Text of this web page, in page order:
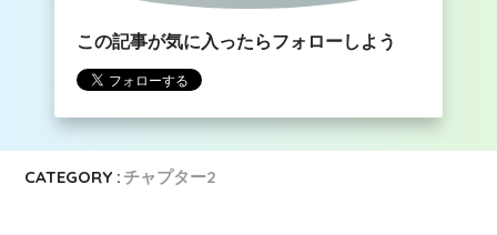
この記事が気に入ったらフォローしよう
CATEGORY : チャプター2